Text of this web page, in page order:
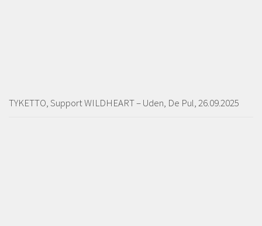
TYKETTO, Support WILDHEART – Uden, De Pul, 26.09.2025